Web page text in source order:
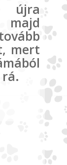
újra
mert